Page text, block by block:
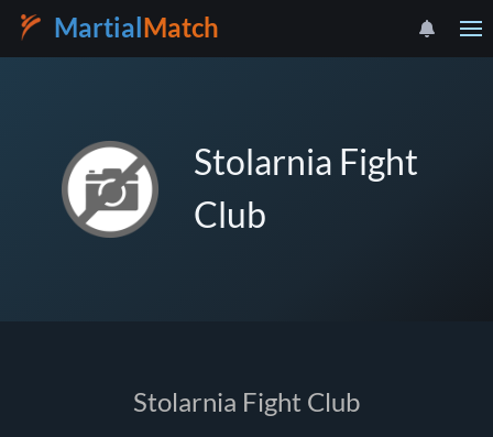
Martial Match
Stolarnia Fight
Club
Stolarnia Fight Club